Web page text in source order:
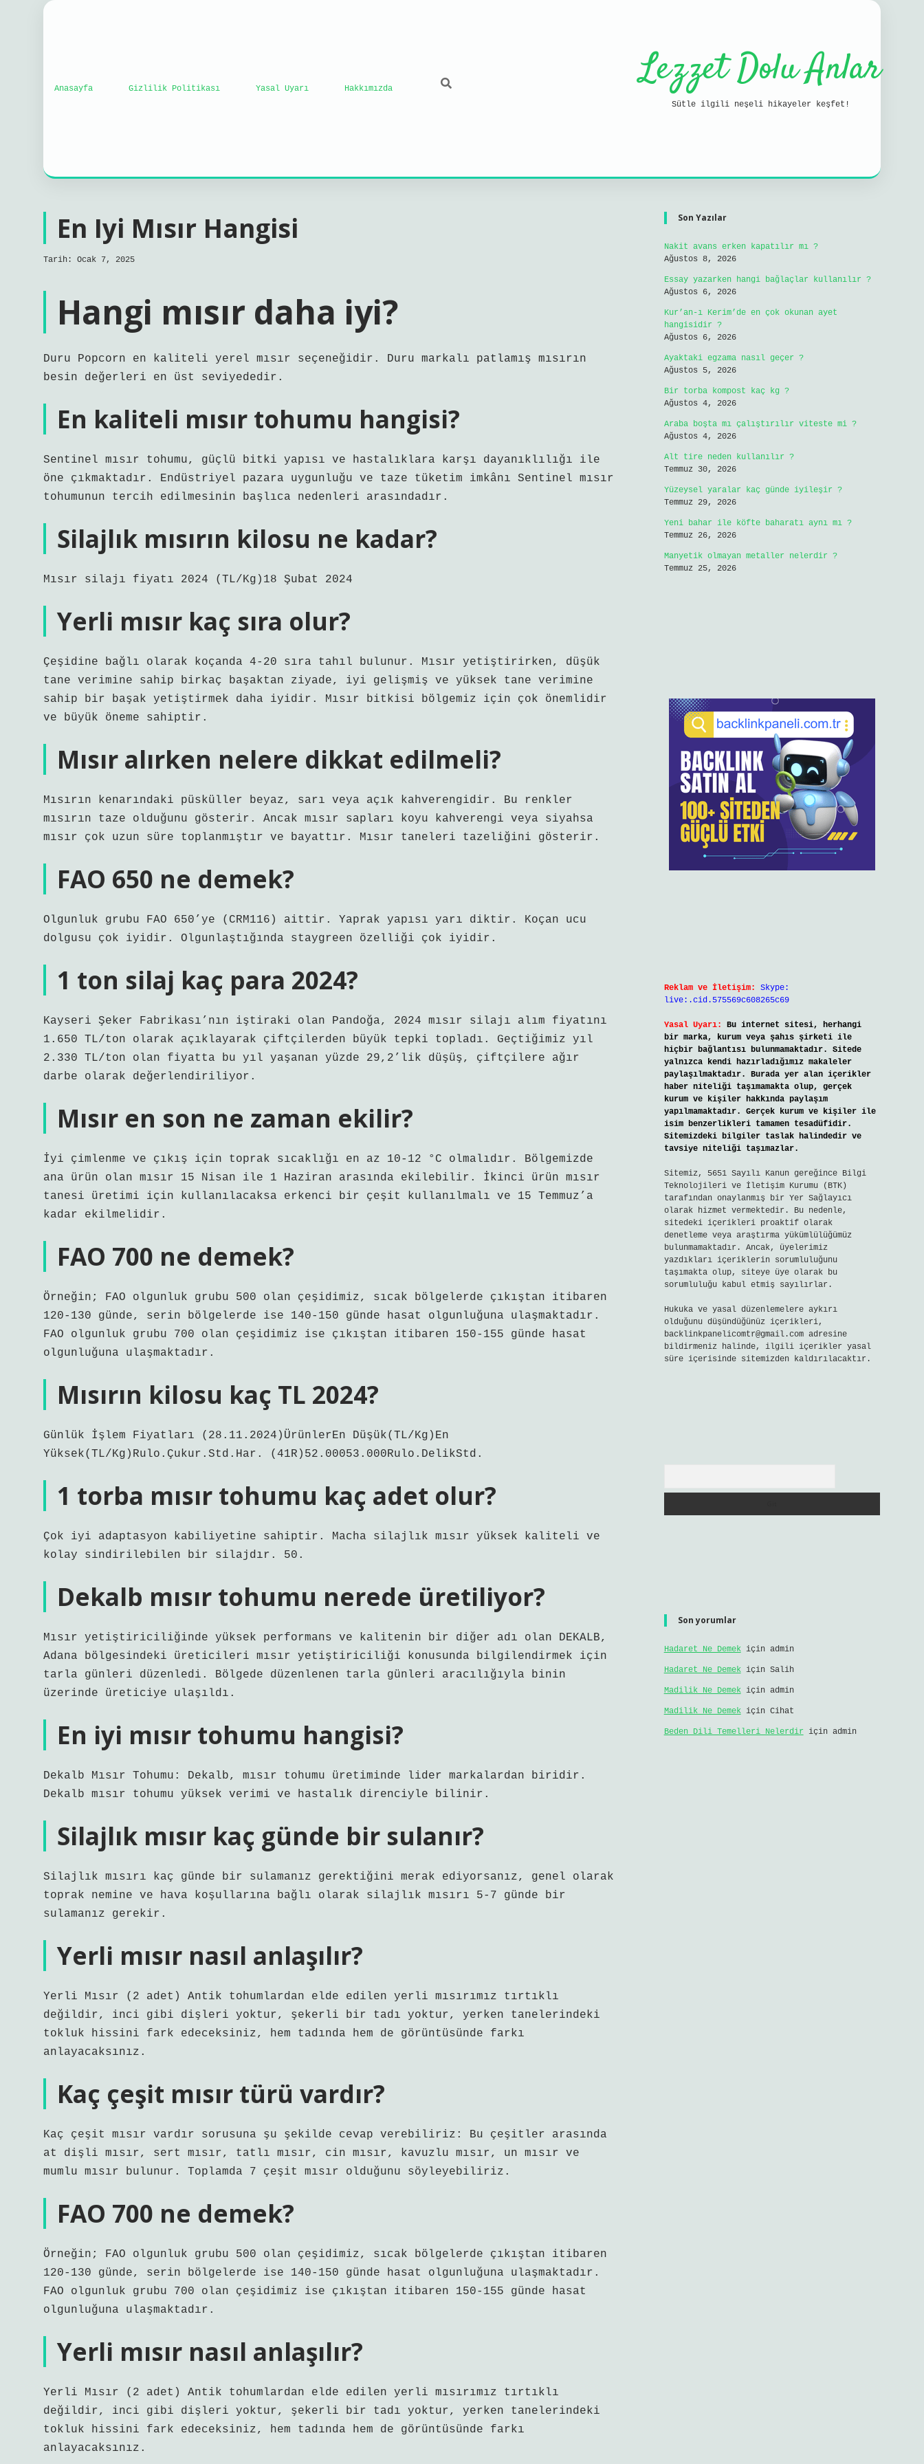
Anasayfa Gizlilik Politikası Yasal Uyarı Hakkımızda Lezzet Dolu Anlar
Sütle ilgili neşeli hikayeler keşfet!
En Iyi Mısır Hangisi
Tarih: Ocak 7, 2025
Hangi mısır daha iyi?
Duru Popcorn en kaliteli yerel mısır seçeneğidir. Duru markalı patlamış mısırın
besin değerleri en üst seviyededir.
En kaliteli mısır tohumu hangisi?
Sentinel mısır tohumu, güçlü bitki yapısı ve hastalıklara karşı dayanıklılığı ile
öne çıkmaktadır. Endüstriyel pazara uygunluğu ve taze tüketim imkânı Sentinel mısır
tohumunun tercih edilmesinin başlıca nedenleri arasındadır.
Silajlık mısırın kilosu ne kadar?
Mısır silajı fiyatı 2024 (TL/Kg)18 Şubat 2024
Yerli mısır kaç sıra olur?
Çeşidine bağlı olarak koçanda 4-20 sıra tahıl bulunur. Mısır yetiştirirken, düşük
tane verimine sahip birkaç başaktan ziyade, iyi gelişmiş ve yüksek tane verimine
sahip bir başak yetiştirmek daha iyidir. Mısır bitkisi bölgemiz için çok önemlidir
ve büyük öneme sahiptir.
Mısır alırken nelere dikkat edilmeli?
Mısırın kenarındaki püsküller beyaz, sarı veya açık kahverengidir. Bu renkler
mısırın taze olduğunu gösterir. Ancak mısır sapları koyu kahverengi veya siyahsa
mısır çok uzun süre toplanmıştır ve bayattır. Mısır taneleri tazeliğini gösterir.
FAO 650 ne demek?
Olgunluk grubu FAO 650’ye (CRM116) aittir. Yaprak yapısı yarı diktir. Koçan ucu
dolgusu çok iyidir. Olgunlaştığında staygreen özelliği çok iyidir.
1 ton silaj kaç para 2024?
Kayseri Şeker Fabrikası’nın iştiraki olan Pandoğa, 2024 mısır silajı alım fiyatını
1.650 TL/ton olarak açıklayarak çiftçilerden büyük tepki topladı. Geçtiğimiz yıl
2.330 TL/ton olan fiyatta bu yıl yaşanan yüzde 29,2’lik düşüş, çiftçilere ağır
darbe olarak değerlendiriliyor.
Mısır en son ne zaman ekilir?
İyi çimlenme ve çıkış için toprak sıcaklığı en az 10-12 °C olmalıdır. Bölgemizde
ana ürün olan mısır 15 Nisan ile 1 Haziran arasında ekilebilir. İkinci ürün mısır
tanesi üretimi için kullanılacaksa erkenci bir çeşit kullanılmalı ve 15 Temmuz’a
kadar ekilmelidir.
FAO 700 ne demek?
Örneğin; FAO olgunluk grubu 500 olan çeşidimiz, sıcak bölgelerde çıkıştan itibaren
120-130 günde, serin bölgelerde ise 140-150 günde hasat olgunluğuna ulaşmaktadır.
FAO olgunluk grubu 700 olan çeşidimiz ise çıkıştan itibaren 150-155 günde hasat
olgunluğuna ulaşmaktadır.
Mısırın kilosu kaç TL 2024?
Günlük İşlem Fiyatları (28.11.2024)ÜrünlerEn Düşük(TL/Kg)En
Yüksek(TL/Kg)Rulo.Çukur.Std.Har. (41R)52.00053.000Rulo.DelikStd.
1 torba mısır tohumu kaç adet olur?
Çok iyi adaptasyon kabiliyetine sahiptir. Macha silajlık mısır yüksek kaliteli ve
kolay sindirilebilen bir silajdır. 50.
Dekalb mısır tohumu nerede üretiliyor?
Mısır yetiştiriciliğinde yüksek performans ve kalitenin bir diğer adı olan DEKALB,
Adana bölgesindeki üreticileri mısır yetiştiriciliği konusunda bilgilendirmek için
tarla günleri düzenledi. Bölgede düzenlenen tarla günleri aracılığıyla binin
üzerinde üreticiye ulaşıldı.
En iyi mısır tohumu hangisi?
Dekalb Mısır Tohumu: Dekalb, mısır tohumu üretiminde lider markalardan biridir.
Dekalb mısır tohumu yüksek verimi ve hastalık direnciyle bilinir.
Silajlık mısır kaç günde bir sulanır?
Silajlık mısırı kaç günde bir sulamanız gerektiğini merak ediyorsanız, genel olarak
toprak nemine ve hava koşullarına bağlı olarak silajlık mısırı 5-7 günde bir
sulamanız gerekir.
Yerli mısır nasıl anlaşılır?
Yerli Mısır (2 adet) Antik tohumlardan elde edilen yerli mısırımız tırtıklı
değildir, inci gibi dişleri yoktur, şekerli bir tadı yoktur, yerken tanelerindeki
tokluk hissini fark edeceksiniz, hem tadında hem de görüntüsünde farkı
anlayacaksınız.
Kaç çeşit mısır türü vardır?
Kaç çeşit mısır vardır sorusuna şu şekilde cevap verebiliriz: Bu çeşitler arasında
at dişli mısır, sert mısır, tatlı mısır, cin mısır, kavuzlu mısır, un mısır ve
mumlu mısır bulunur. Toplamda 7 çeşit mısır olduğunu söyleyebiliriz.
FAO 700 ne demek?
Örneğin; FAO olgunluk grubu 500 olan çeşidimiz, sıcak bölgelerde çıkıştan itibaren
120-130 günde, serin bölgelerde ise 140-150 günde hasat olgunluğuna ulaşmaktadır.
FAO olgunluk grubu 700 olan çeşidimiz ise çıkıştan itibaren 150-155 günde hasat
olgunluğuna ulaşmaktadır.
Yerli mısır nasıl anlaşılır?
Yerli Mısır (2 adet) Antik tohumlardan elde edilen yerli mısırımız tırtıklı
değildir, inci gibi dişleri yoktur, şekerli bir tadı yoktur, yerken tanelerindeki
tokluk hissini fark edeceksiniz, hem tadında hem de görüntüsünde farkı
anlayacaksınız.
Sidebar
Son Yazılar
Nakit avans erken kapatılır mı ?
Ağustos 8, 2026
Essay yazarken hangi bağlaçlar kullanılır ?
Ağustos 6, 2026
Kur’an-ı Kerim’de en çok okunan ayet
hangisidir ?
Ağustos 6, 2026
Ayaktaki egzama nasıl geçer ?
Ağustos 5, 2026
Bir torba kompost kaç kg ?
Ağustos 4, 2026
Araba boşta mı çalıştırılır viteste mi ?
Ağustos 4, 2026
Alt tire neden kullanılır ?
Temmuz 30, 2026
Yüzeysel yaralar kaç günde iyileşir ?
Temmuz 29, 2026
Yeni bahar ile köfte baharatı aynı mı ?
Temmuz 26, 2026
Manyetik olmayan metaller nelerdir ?
Temmuz 25, 2026
Reklam ve İletişim:
Skype:
live:.cid.575569c608265c69
Yasal Uyarı:
Bu internet sitesi, herhangi
bir marka, kurum veya şahıs şirketi ile
hiçbir bağlantısı bulunmamaktadır. Sitede
yalnızca kendi hazırladığımız makaleler
paylaşılmaktadır. Burada yer alan içerikler
haber niteliği taşımamakta olup, gerçek
kurum ve kişiler hakkında paylaşım
yapılmamaktadır. Gerçek kurum ve kişiler ile
isim benzerlikleri tamamen tesadüfidir.
Sitemizdeki bilgiler taslak halindedir ve
tavsiye niteliği taşımazlar.
Sitemiz, 5651 Sayılı Kanun gereğince Bilgi
Teknolojileri ve İletişim Kurumu (BTK)
tarafından onaylanmış bir Yer Sağlayıcı
olarak hizmet vermektedir. Bu nedenle,
sitedeki içerikleri proaktif olarak
denetleme veya araştırma yükümlülüğümüz
bulunmamaktadır. Ancak, üyelerimiz
yazdıkları içeriklerin sorumluluğunu
taşımakta olup, siteye üye olarak bu
sorumluluğu kabul etmiş sayılırlar.
Hukuka ve yasal düzenlemelere aykırı
olduğunu düşündüğünüz içerikleri,
backlinkpanelicomtr@gmail.comadresine
bildirmeniz halinde, ilgili içerikler yasal
süre içerisinde sitemizden kaldırılacaktır.
Son yorumlar
Hadaret Ne Demekiçin admin
Hadaret Ne Demekiçin Salih
Madilik Ne Demekiçin admin
Madilik Ne Demekiçin Cihat
Beden Dili Temelleri Nelerdir için admin